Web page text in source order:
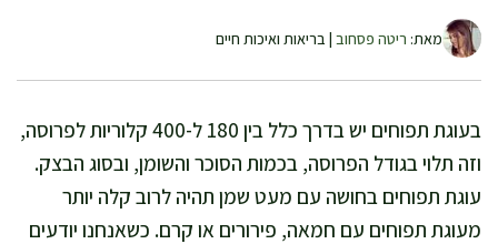
מאת: ריטה פסחוב | בריאות ואיכות חיים
בעוגת תפוחים יש בדרך כלל בין 180 ל-400 קלוריות לפרוסה,
וזה תלוי בגודל הפרוסה, בכמות הסוכר והשומן, ובסוג הבצק.
עוגת תפוחים בחושה עם מעט שמן תהיה לרוב קלה יותר
מעוגת תפוחים עם חמאה, פירורים או קרם. כשאנחנו יודעים